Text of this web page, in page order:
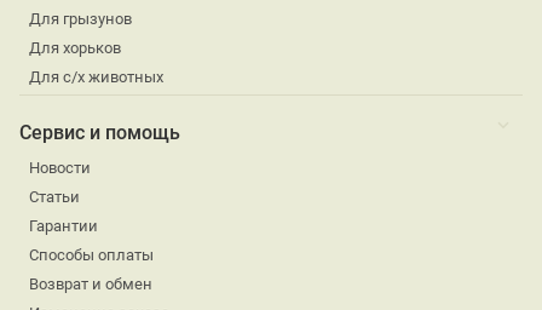
Для грызунов
Для хорьков
Для с/х животных
Сервис и помощь
Новости
Статьи
Гарантии
Способы оплаты
Возврат и обмен